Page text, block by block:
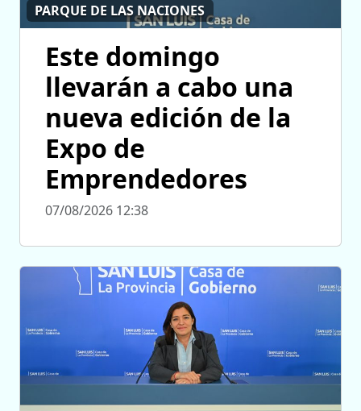
PARQUE DE LAS NACIONES
Este domingo
llevarán a cabo una
nueva edición de la
Expo de
Emprendedores
07/08/2026 12:38